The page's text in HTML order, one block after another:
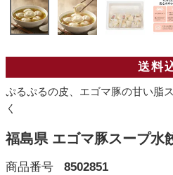
送料
ぷるぷるの皮、エゴマ豚の甘い脂
く
福島県 エゴマ豚スープ水
商品番号 8502851